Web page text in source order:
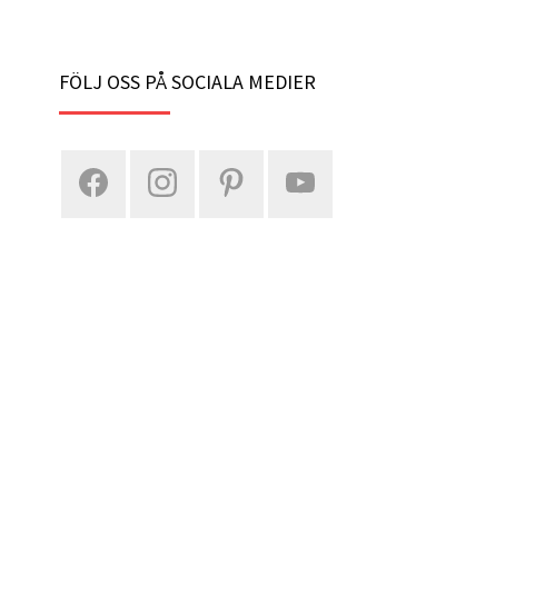
FÖLJ OSS PÅ SOCIALA MEDIER